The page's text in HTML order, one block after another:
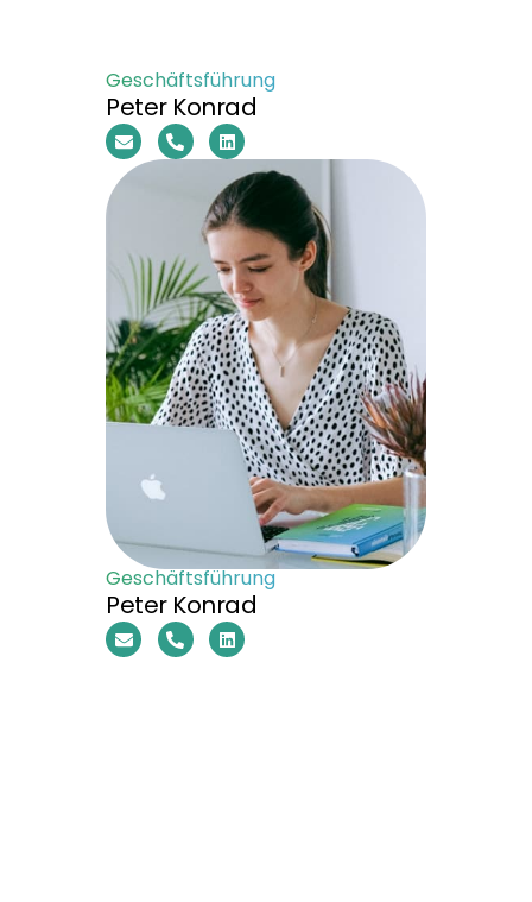
Geschäftsführung
Peter Konrad
Geschäftsführung
Peter Konrad